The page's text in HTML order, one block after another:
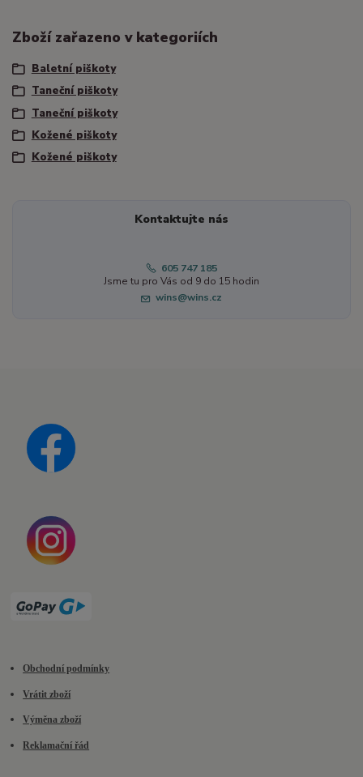
Zboží zařazeno v kategoriích
Baletní piškoty
Taneční piškoty
Taneční piškoty
Kožené piškoty
Kožené piškoty
Kontaktujte nás
605 747 185
Jsme tu pro Vás od 9 do 15 hodin
wins@wins.cz
Obchodní podmínky
Vrátit zboží
Výměna zboží
Reklamační řád